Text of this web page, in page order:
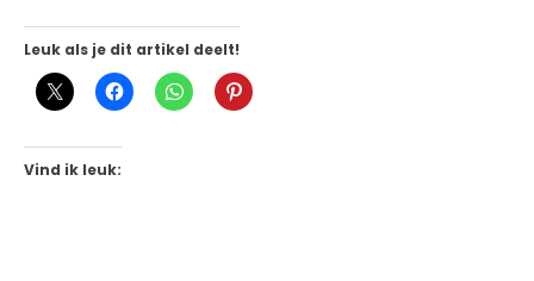
Leuk als je dit artikel deelt!
Vind ik leuk: